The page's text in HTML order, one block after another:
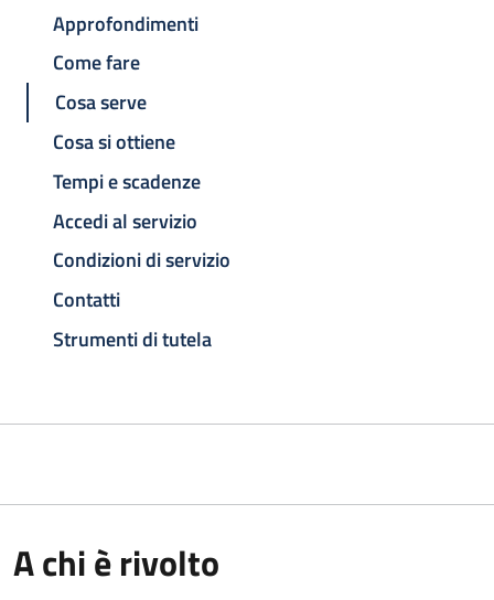
Approfondimenti
Come fare
Cosa serve
Cosa si ottiene
Tempi e scadenze
Accedi al servizio
Condizioni di servizio
Contatti
Strumenti di tutela
A chi è rivolto